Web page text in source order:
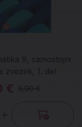
9, samostojni
zvezek, 1. del
€ 9,90 €